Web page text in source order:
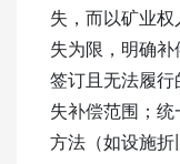
失，而以矿业
失为限，明确
签订且无法履行
失补偿范围；
方法（如设施折